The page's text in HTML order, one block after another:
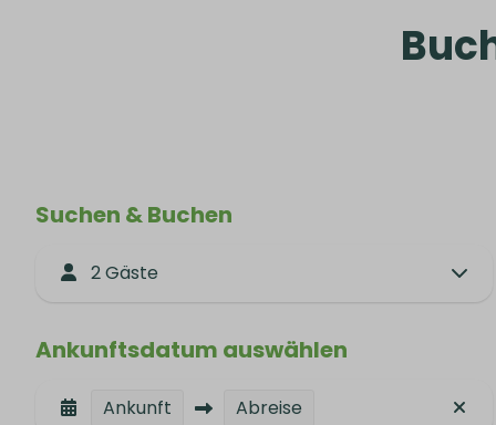
Suchen & Buchen
2 Gäste
Ankunftsdatum auswählen
Ankunft Abreise